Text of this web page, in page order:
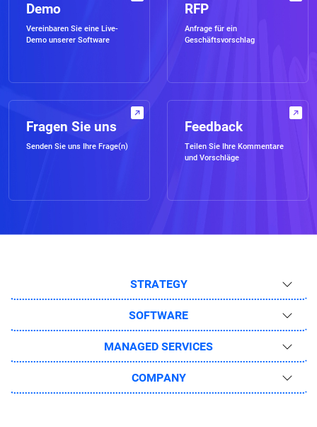
Demo
Vereinbaren Sie eine Live-
Demo unserer Software
RFP
Anfrage für ein
Geschäftsvorschlag
Fragen Sie uns
Senden Sie uns Ihre Frage(n)
Feedback
Teilen Sie Ihre Kommentare
und Vorschläge
STRATEGY
SOFTWARE
MANAGED SERVICES
COMPANY